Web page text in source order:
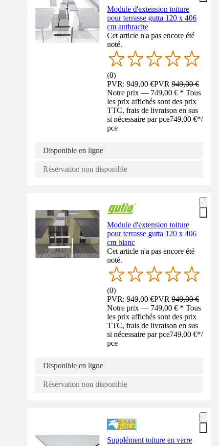
Module d'extension toiture
pour terrasse gutta 120 x 406
cm anthracite
Cet article n'a pas encore été
noté.
(0)
PVR: 949,00 €PVR949,00 €
Notre prix — 749,00 € * Tous
les prix affichés sont des prix
TTC, frais de livraison en sus
si nécessaire par pce749,00 €*/
pce
Disponible en ligne
Réservation non disponible
Module d'extension toiture
pour terrasse gutta 120 x 406
cm blanc
Cet article n'a pas encore été
noté.
(0)
PVR: 949,00 €PVR949,00 €
Notre prix — 749,00 € * Tous
les prix affichés sont des prix
TTC, frais de livraison en sus
si nécessaire par pce749,00 €*/
pce
Disponible en ligne
Réservation non disponible
Supplément toiture en verre